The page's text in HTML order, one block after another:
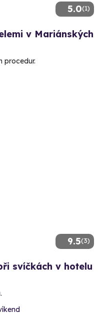
5.0(1)
v Mariánských
procedur.
9.5(3)
svíčkách v hotelu